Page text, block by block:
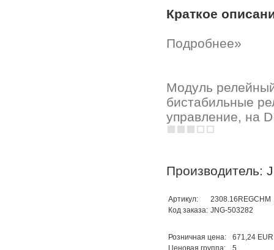
Краткое
Подробнее»
Модуль
бистабильные
управление, на
Производитель:
Артикул:
2308.16REGCHM
Код заказа: JNG-503282
Розничная цена:
671,24 EUR
Ценовая группа:
5